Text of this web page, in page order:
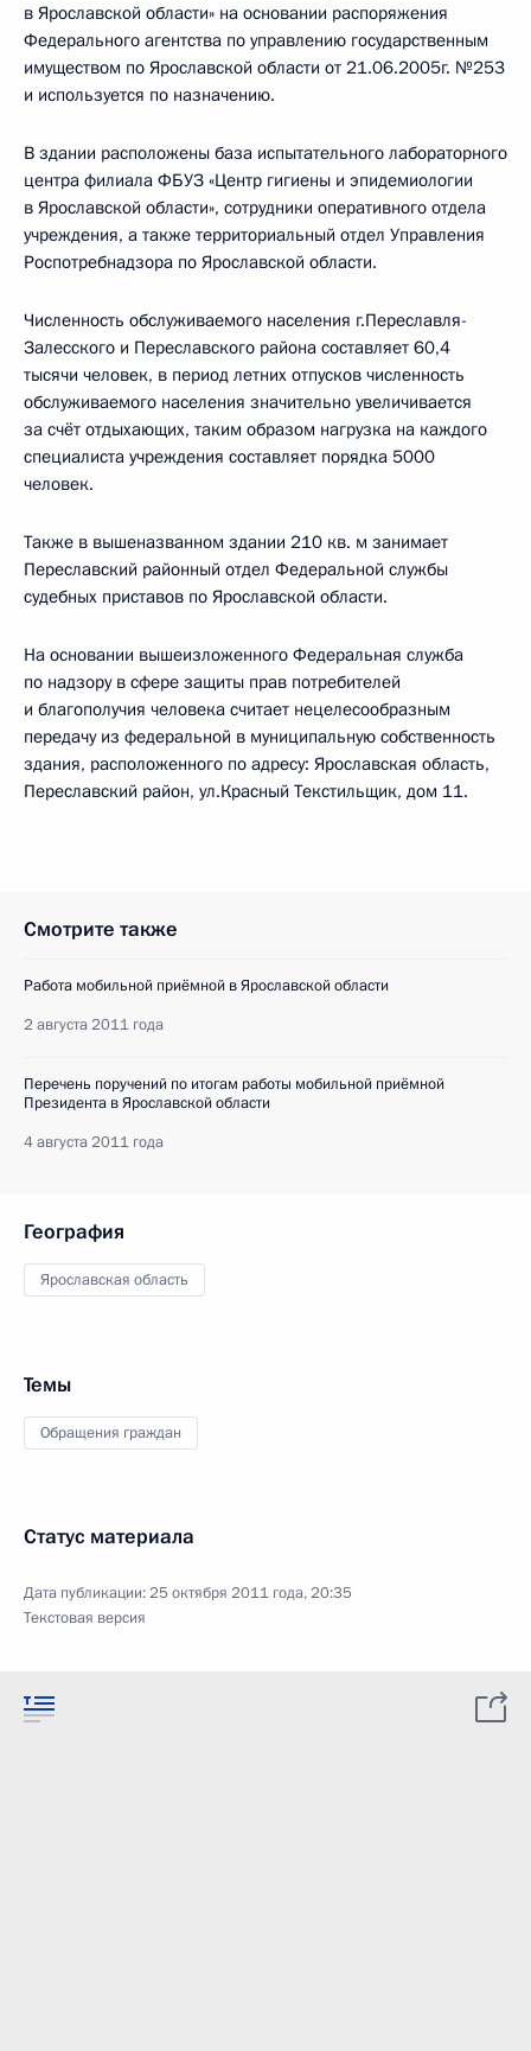
в Ярославской области» на основании распоряжения
Федерального агентства по управлению государственным
имуществом по Ярославской области от 21.06.2005г. №253
и используется по назначению.
В здании расположены база испытательного лабораторного
центра филиала ФБУЗ «Центр гигиены и эпидемиологии
в Ярославской области», сотрудники оперативного отдела
учреждения, а также территориальный отдел Управления
Роспотребнадзора по Ярославской области.
Численность обслуживаемого населения г.Переславля-
Залесского и Переславского района составляет 60,4
тысячи человек, в период летних отпусков численность
обслуживаемого населения значительно увеличивается
за счёт отдыхающих, таким образом нагрузка на каждого
специалиста учреждения составляет порядка 5000
человек.
Также в вышеназванном здании 210 кв. м занимает
Переславский районный отдел Федеральной службы
судебных приставов по Ярославской области.
На основании вышеизложенного Федеральная служба
по надзору в сфере защиты прав потребителей
и благополучия человека считает нецелесообразным
передачу из федеральной в муниципальную собственность
здания, расположенного по адресу: Ярославская область,
Переславский район, ул.Красный Текстильщик, дом 11.
Смотрите также
Работа мобильной приёмной в Ярославской области
2 августа 2011 года
Перечень поручений по итогам работы мобильной приёмной
Президента в Ярославской области
4 августа 2011 года
География
Ярославская область
Темы
Обращения граждан
Статус материала
Дата публикации:25 октября 2011 года, 20:35
Текстовая версия